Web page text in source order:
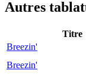
Autres
Titre
Breezin'
Breezin'